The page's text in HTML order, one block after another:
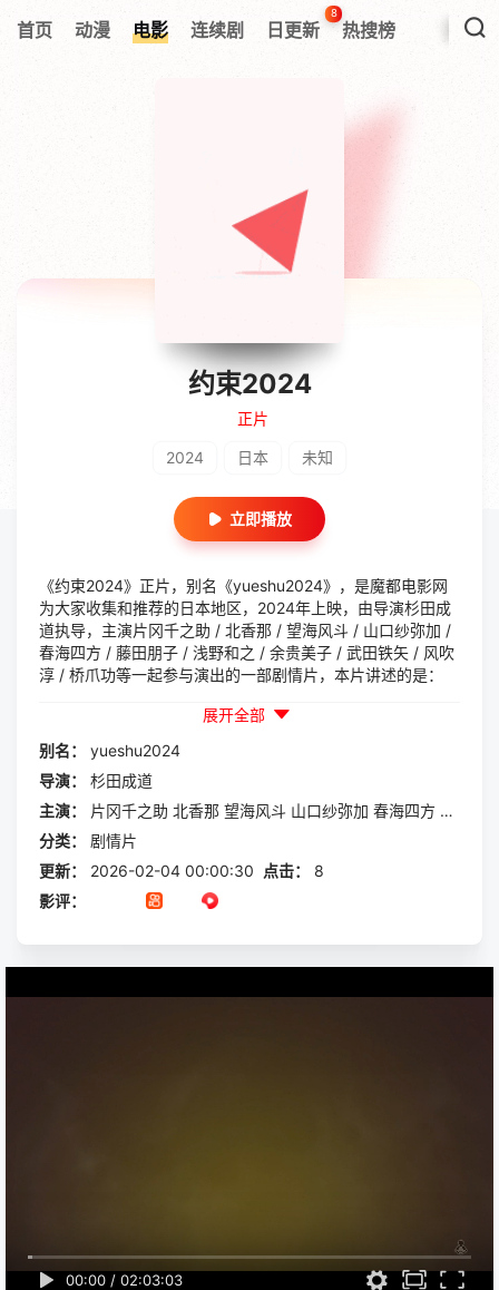
首页 动漫 电影 连续剧 日更新
8
热搜榜
约束2024
正片
2024 日本 未知
立即播放
《约束2024》正片，别名《yueshu2024》，是魔都电影网
为大家收集和推荐的日本地区，2024年上映，由导演杉田成
道执导，主演片冈千之助 / 北香那 / 望海风斗 / 山口纱弥加 /
春海四方 / 藤田朋子 / 浅野和之 / 余贵美子 / 武田铁矢 / 风吹
淳 / 桥爪功等一起参与演出的一部剧情片，本片讲述的是：
展开全部
别名：
yueshu2024
导演：
杉田成道
主演：
片冈千之助 北香那 望海风斗 山口纱弥加 春海四方 藤田朋
分类：
剧情片
更新：
2026-02-04 00:00:30 点击：
8
影评：
00:00 / 02:03:03